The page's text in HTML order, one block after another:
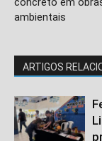
ambientais
ARTIGOS